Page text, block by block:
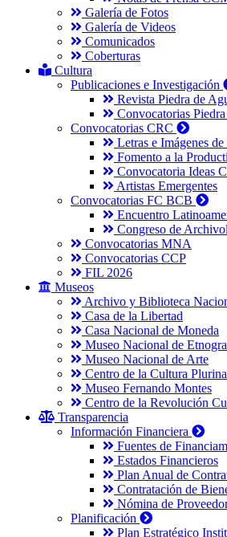
Galería de Fotos
Galería de Videos
Comunicados
Coberturas
Cultura
Publicaciones e Investigación
Revista Piedra de
Convocatorias
Convocatorias CRC
Letras e Imágenes
Fomento a la
Convocatoria Ideas
Artistas Emergentes
Convocatorias FC BCB
Encuentro
Congreso de
Convocatorias MNA
Convocatorias CCP
FIL 2026
Museos
Archivo y Biblioteca
Casa de la Libertad
Casa Nacional de Moneda
Museo Nacional de
Museo Nacional de Arte
Centro de la Cultura
Museo Fernando Montes
Centro de la Revolución
Transparencia
Información Financiera
Fuentes de
Estados Financieros
Plan Anual de
Contratación de
Nómina de
Planificación
Plan Estratégico